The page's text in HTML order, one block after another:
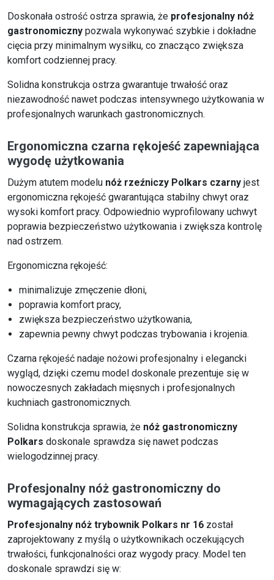
Doskonała ostrość ostrza sprawia, że profesjonalny nóż
gastronomiczny pozwala wykonywać szybkie i dokładne
cięcia przy minimalnym wysiłku, co znacząco zwiększa
komfort codziennej pracy.
Solidna konstrukcja ostrza gwarantuje trwałość oraz
niezawodność nawet podczas intensywnego użytkowania w
profesjonalnych warunkach gastronomicznych.
Ergonomiczna czarna rękojeść zapewniająca
wygodę użytkowania
Dużym atutem modelu nóż rzeźniczy Polkars czarny jest
ergonomiczna rękojeść gwarantująca stabilny chwyt oraz
wysoki komfort pracy. Odpowiednio wyprofilowany uchwyt
poprawia bezpieczeństwo użytkowania i zwiększa kontrolę
nad ostrzem.
Ergonomiczna rękojeść:
minimalizuje zmęczenie dłoni,
poprawia komfort pracy,
zwiększa bezpieczeństwo użytkowania,
zapewnia pewny chwyt podczas trybowania i krojenia.
Czarna rękojeść nadaje nożowi profesjonalny i elegancki
wygląd, dzięki czemu model doskonale prezentuje się w
nowoczesnych zakładach mięsnych i profesjonalnych
kuchniach gastronomicznych.
Solidna konstrukcja sprawia, że nóż gastronomiczny
Polkars doskonale sprawdza się nawet podczas
wielogodzinnej pracy.
Profesjonalny nóż gastronomiczny do
wymagających zastosowań
Profesjonalny nóż trybownik Polkars nr 16 został
zaprojektowany z myślą o użytkownikach oczekujących
trwałości, funkcjonalności oraz wygody pracy. Model ten
doskonale sprawdzi się w: